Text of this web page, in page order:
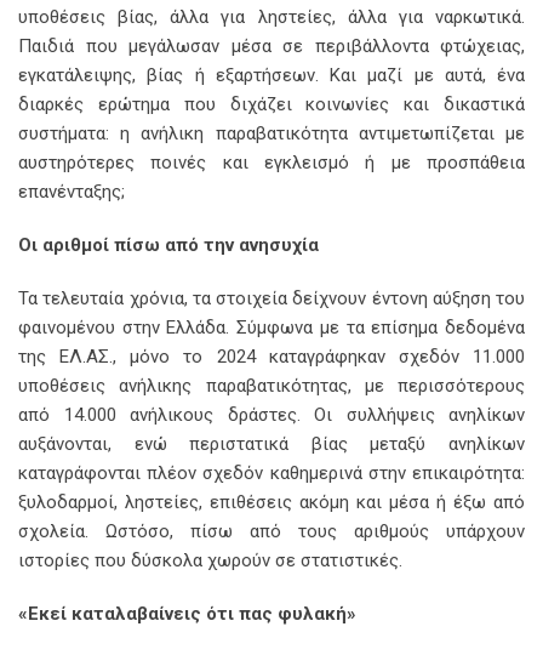
υποθέσεις βίας, άλλα για ληστείες, άλλα για ναρκωτικά.
Παιδιά που μεγάλωσαν μέσα σε περιβάλλοντα φτώχειας,
εγκατάλειψης, βίας ή εξαρτήσεων. Και μαζί με αυτά, ένα
διαρκές ερώτημα που διχάζει κοινωνίες και δικαστικά
συστήματα: η ανήλικη παραβατικότητα αντιμετωπίζεται με
αυστηρότερες ποινές και εγκλεισμό ή με προσπάθεια
επανένταξης;
Οι αριθμοί πίσω από την ανησυχία
Τα τελευταία χρόνια, τα στοιχεία δείχνουν έντονη αύξηση του
φαινομένου στην Ελλάδα. Σύμφωνα με τα επίσημα δεδομένα
της ΕΛ.ΑΣ., μόνο το 2024 καταγράφηκαν σχεδόν 11.000
υποθέσεις ανήλικης παραβατικότητας, με περισσότερους
από 14.000 ανήλικους δράστες. Οι συλλήψεις ανηλίκων
αυξάνονται, ενώ περιστατικά βίας μεταξύ ανηλίκων
καταγράφονται πλέον σχεδόν καθημερινά στην επικαιρότητα:
ξυλοδαρμοί, ληστείες, επιθέσεις ακόμη και μέσα ή έξω από
σχολεία. Ωστόσο, πίσω από τους αριθμούς υπάρχουν
ιστορίες που δύσκολα χωρούν σε στατιστικές.
«Εκεί καταλαβαίνεις ότι πας φυλακή»